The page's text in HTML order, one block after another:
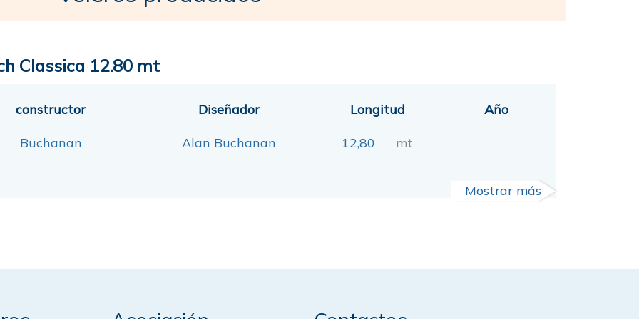
Classica 12.80 mt
constructor
Buchanan
Diseñador
Alan Buchanan
Longitud
12,80 mt
Año
Mostrar más